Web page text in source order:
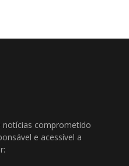
notícias comprometido
e acessível a